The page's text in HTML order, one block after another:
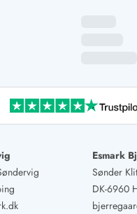
Esmark
Sønder
DK-6960